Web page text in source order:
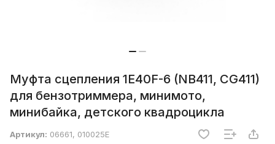
Муфта сцепления 1E40F-6 (NB411, CG411)
для бензотриммера, минимото,
минибайка, детского квадроцикла
Артикул: 06661, 010025Е